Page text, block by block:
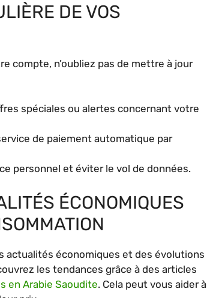
DE VOS
compte, n’oubliez pas de mettre à jour
spéciales ou alertes concernant votre
de paiement automatique par
personnel et éviter le vol de données.
ÉCONOMIQUES
actualités économiques et des évolutions
les tendances grâce à des articles
en Arabie Saoudite. Cela peut vous aider à